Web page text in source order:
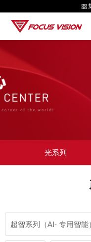
光系列
超智系列（AI- 专用智能